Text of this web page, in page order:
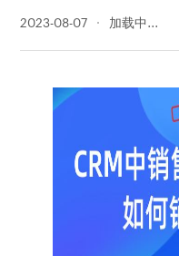
2023-08-07 347 阅读量